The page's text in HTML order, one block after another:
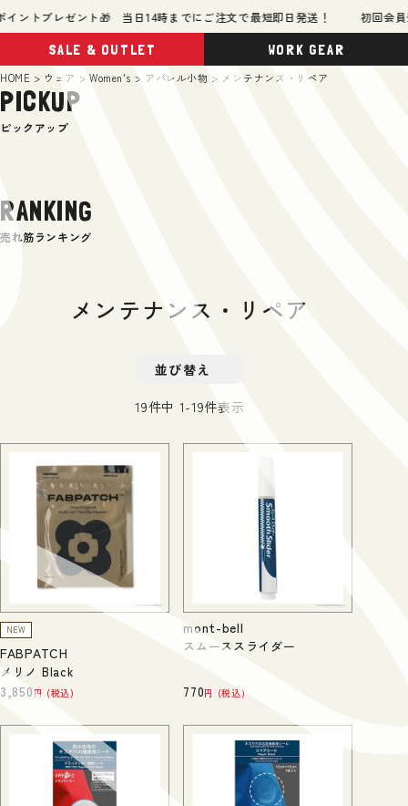
トプレゼント🎁 当日14時までにご注文で最短即日発送！ 初回会員
WORK GEAR
HOME ウェア Women's アパレル小物 メンテナンス・リペア
PICKUP
ピックアップ
RANKING
売れ筋ランキング
メンテナンス・リペア
並び替え
19件中 1-19件表示
NEW
FABPATCH
メリノ Black
3,850 税込
mont-bell
スムーススライダー
770 税込
SALE & OUTLET